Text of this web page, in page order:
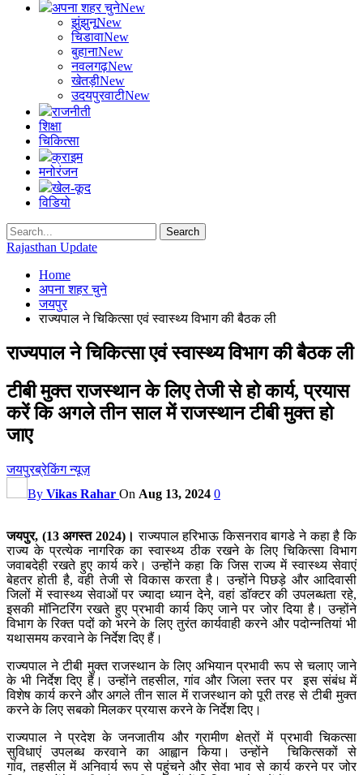
अपना शहर चुनेNew
झुंझुनूNew
चिडावाNew
बुहानाNew
नवलगढ़New
खेतड़ीNew
उदयपुरवाटीNew
राजनीती
शिक्षा
चिकित्सा
क्राइम
मनोरंजन
खेल-कूद
विडियो
Rajasthan Update
Home
अपना शहर चुने
जयपुर
राज्यपाल ने चिकित्सा एवं स्वास्थ्य विभाग की बैठक ली
राज्यपाल ने चिकित्सा एवं स्वास्थ्य विभाग की बैठक ली
टीबी मुक्त राजस्थान के लिए तेजी से हो कार्य, प्रयास
करें कि अगले तीन साल में राजस्थान टीबी मुक्त हो
जाए
जयपुरब्रेकिंग न्यूज़
By Vikas Rahar On Aug 13, 2024 0
जयपुर, (13 अगस्त 2024)। राज्यपाल हरिभाऊ किसनराव बागडे ने कहा है कि
राज्य के प्रत्येक नागरिक का स्वास्थ्य ठीक रखने के लिए चिकित्सा विभाग
जवाबदेही रखते हुए कार्य करे। उन्होंने कहा कि जिस राज्य में स्वास्थ्य सेवाएं
बेहतर होती है, वही तेजी से विकास करता है। उन्होंने पिछड़े और आदिवासी
जिलों में स्वास्थ्य सेवाओं पर ज्यादा ध्यान देने, वहां डॉक्टर की उपलब्धता रहे,
इसकी मॉनिटरिंग रखते हुए प्रभावी कार्य किए जाने पर जोर दिया है। उन्होंने
विभाग के रिक्त पदों को भरने के लिए तुरंत कार्यवाही करने और पदोन्नतियां भी
यथासमय करवाने के निर्देश दिए हैं।
राज्यपाल ने टीबी मुक्त राजस्थान के लिए अभियान प्रभावी रूप से चलाए जाने
के भी निर्देश दिए हैं। उन्होंने तहसील, गांव और जिला स्तर पर इस संबंध में
विशेष कार्य करने और अगले तीन साल में राजस्थान को पूरी तरह से टीबी मुक्त
करने के लिए सबको मिलकर प्रयास करने के निर्देश दिए।
राज्यपाल ने प्रदेश के जनजातीय और ग्रामीण क्षेत्रों में प्रभावी चिकत्सा
सुविधाएं उपलब्ध करवाने का आह्वान किया। उन्होंने चिकित्सकों से
गांव, तहसील में अनिवार्य रूप से पहुंचने और सेवा भाव से कार्य करने पर जोर